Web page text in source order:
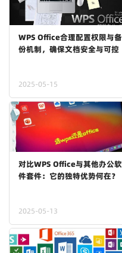
WPS Office合理配置权限与备
份机制，确保文档安全与可控
2025-05-15
对比WPS Office与其他办公软
件套件：它的独特优势何在？
2025-05-13